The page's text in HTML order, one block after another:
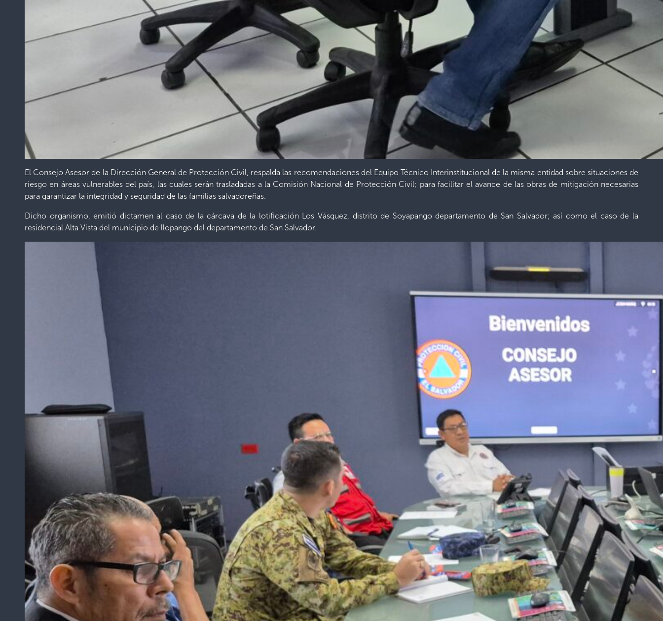
El Consejo Asesor de la Dirección General de Protección Civil, respalda las recomendaciones del Equipo Técnico Interinstitucional de la misma entidad sobre situaciones de
riesgo en áreas vulnerables del país, las cuales serán trasladadas a la Comisión Nacional de Protección Civil; para facilitar el avance de las obras de mitigación necesarias
para garantizar la integridad y seguridad de las familias salvadoreñas.
Dicho organismo, emitió dictamen al caso de la cárcava de la lotificación Los Vásquez, distrito de Soyapango departamento de San Salvador; así como el caso de la
residencial Alta Vista del municipio de llopango del departamento de San Salvador.